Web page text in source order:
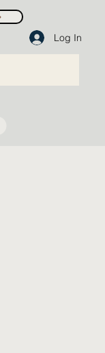
Log In